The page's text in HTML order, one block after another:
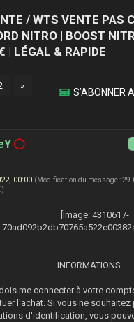
/ WTS VENTE PAS
NITRO | BOOST
| LÉGAL & RAPIDE
»
S’ABONNER
00:00 (Modification du message :
INFORMATIONS
me connecter à votre
l'achat. Si vous ne souhaitez
d'identification, vous